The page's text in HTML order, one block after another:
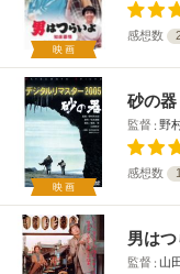
映画
感想数
映画
砂の器
監督 野
感想数 1
男は
監督 山